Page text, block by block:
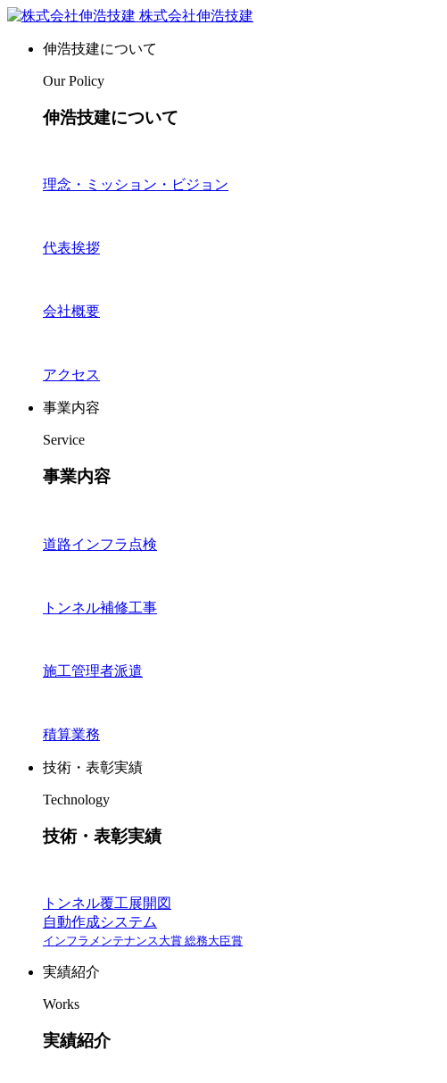
株式会社伸浩技建
伸浩技建について
Our Policy
伸浩技建について
理念・ミッション・ビジョン
代表挨拶
会社概要
アクセス
事業内容
Service
事業内容
道路インフラ点検
トンネル補修工事
施工管理者派遣
積算業務
技術・表彰実績
Technology
技術・表彰実績
トンネル覆工展開図
自動作成システム
インフラメンテナンス大賞 総務大臣賞
実績紹介
Works
実績紹介